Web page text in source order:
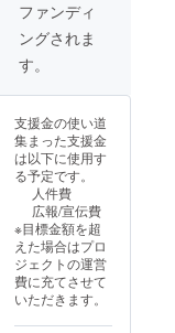
です。
分 場
所：オ
ンライ
て開催
境：PC/
スマホ)
※詳細は
メール
にてご
連絡さ
せてい
ただき
ます。
※有効期
限は
2024年
ファンディ
ングされま
す。
支援金の使い道
集まった支援金
は以下に使用す
る予定です。
人件費
広報/宣伝費
※目標金額を超
えた場合はプロ
ジェクトの運営
費に充てさせて
いただきます。